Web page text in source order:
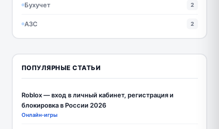
Бухучет 2
АЗС 2
ПОПУЛЯРНЫЕ СТАТЬИ
Roblox — вход в личный кабинет, регистрация и
блокировка в России 2026
Онлайн-игры